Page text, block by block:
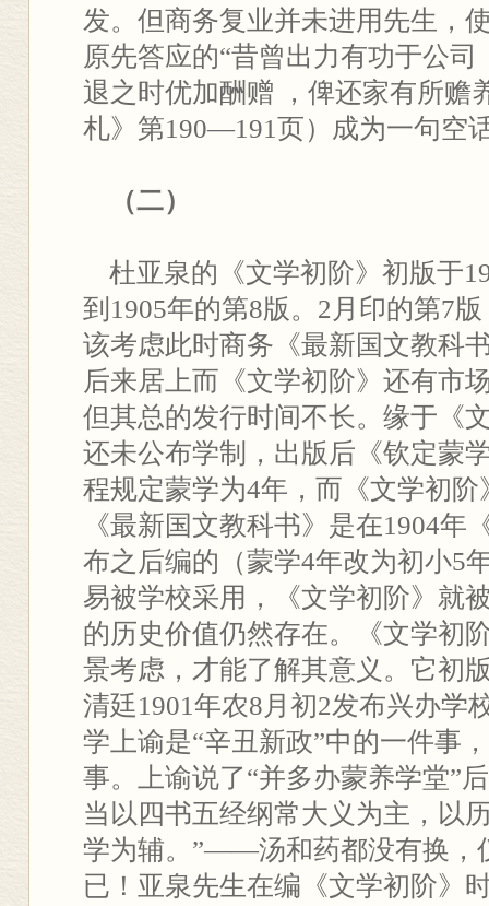
发。但商务复业并未进用先生，
原先答应的“昔曾出力有功于公
退之时优加酬赠 ，俾还家有所赡
札》第190—191页）成为一句空
（二）
杜亚泉的《文学初阶》初版于
到1905年的第8版。2月印的第7
该考虑此时商务《最新国文教科
后来居上而《文学初阶》还有市
但其总的发行时间不长。缘于《
还未公布学制，出版后《钦定蒙
程规定蒙学为4年，而《文学初
《最新国文教科书》是在1904年
布之后编的（蒙学4年改为初小5
易被学校采用，《文学初阶》就
的历史价值仍然存在。《文学初
景考虑，才能了解其意义。它初
清廷1901年农8月初2发布兴办学
学上谕是“辛丑新政”中的一件事
事。上谕说了“并多办蒙养学堂”
当以四书五经纲常大义为主，以
学为辅。”——汤和药都没有换，
已！亚泉先生在编《文学初阶》